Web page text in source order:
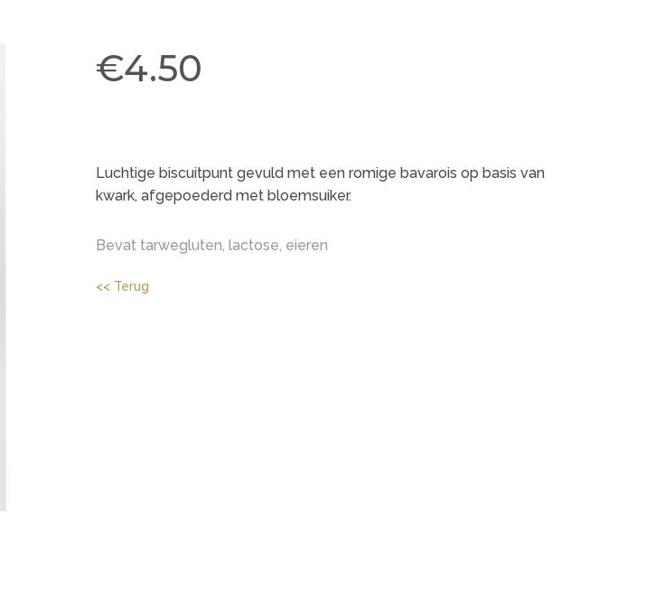
€4.50
Luchtige biscuitpunt gevuld met een romige bavarois op basis van
kwark, afgepoederd met bloemsuiker.
Bevat tarwegluten, lactose, eieren
<< Terug